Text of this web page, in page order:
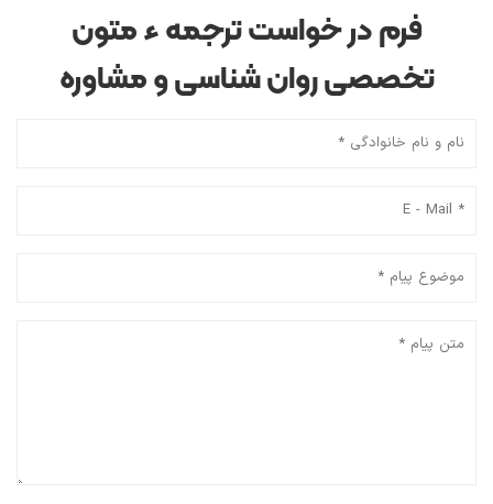
فرم در خواست ترجمه ء متون
تخصصی روان شناسی و مشاوره